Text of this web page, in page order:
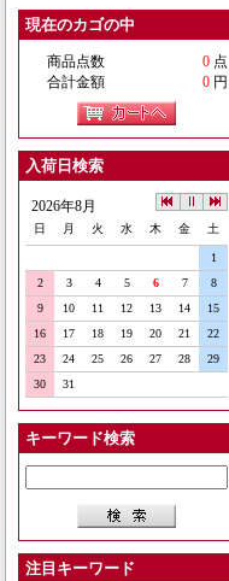
現在のカゴの中
商品点数 0 点
合計金額
0 円
入荷日検索
2026年8月
日 月 火 水 木 金 土
1
2
3 4 5 6 7
8
9
10 11 12 13 14
15
16
17 18 19 20 21
22
23
24 25 26 27 28
29
30
31
キーワード検索
注目キーワード